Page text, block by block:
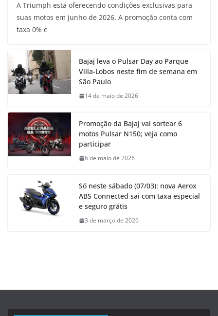
A Triumph está oferecendo condições exclusivas para
suas motos em junho de 2026. A promoção conta com
taxa 0% e
Bajaj leva o Pulsar Day ao Parque
Villa-Lobos neste fim de semana em
São Paulo
14 de maio de 2026
Promoção da Bajaj vai sortear 6
motos Pulsar N150; veja como
participar
6 de maio de 2026
Só neste sábado (07/03): nova Aerox
ABS Connected sai com taxa especial
e seguro grátis
3 de março de 2026